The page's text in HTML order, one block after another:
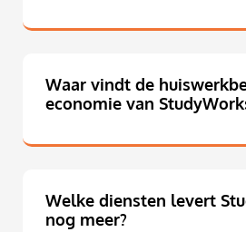
Waar vindt de
economie van
Welke diensten levert
nog meer?